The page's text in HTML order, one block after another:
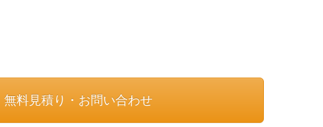
無料見積り・お問い合わせ